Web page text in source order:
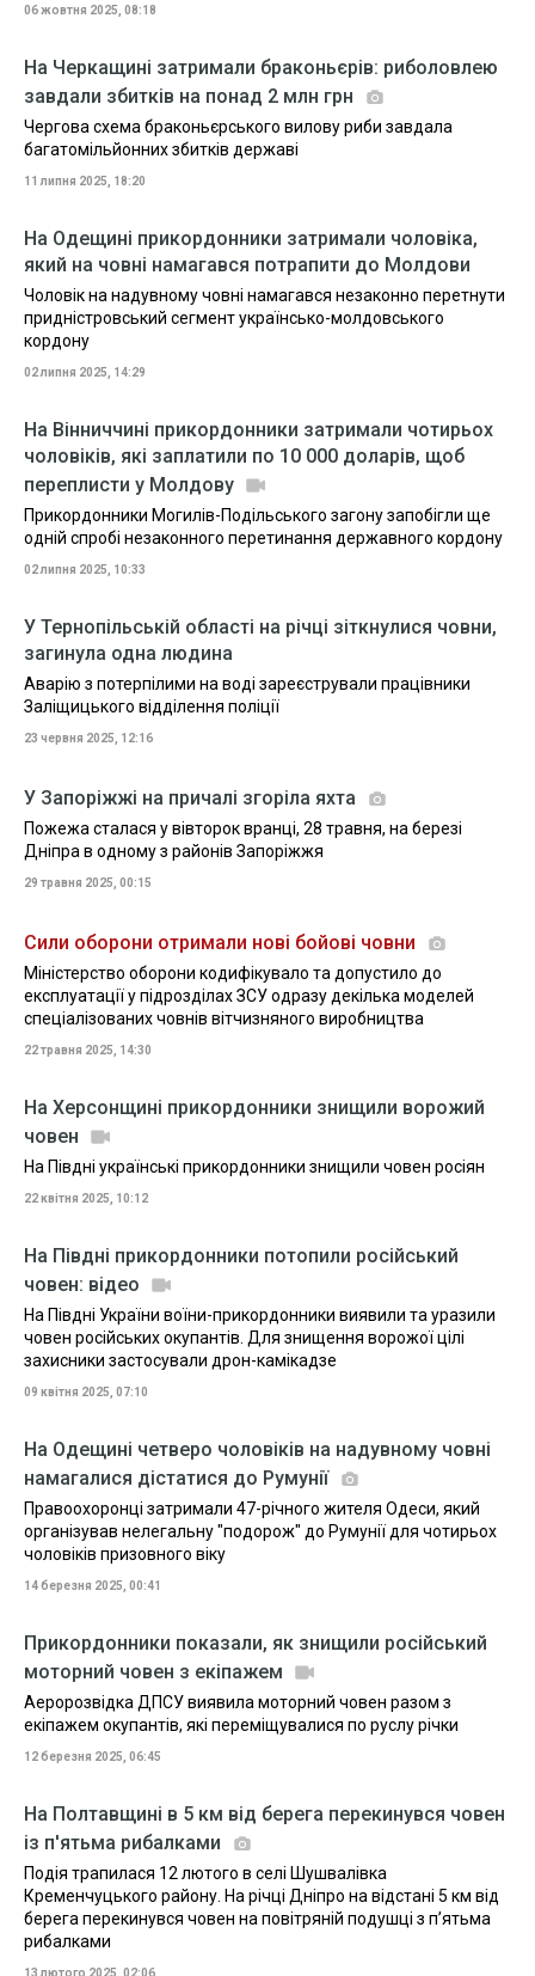
06 жовтня 2025, 08:18
На Черкащині затримали браконьєрів: риболовлею
завдали збитків на понад 2 млн грн
Чергова схема браконьєрського вилову риби завдала
багатомільйонних збитків державі
11 липня 2025, 18:20
На Одещині прикордонники затримали чоловіка,
який на човні намагався потрапити до Молдови
Чоловік на надувному човні намагався незаконно перетнути
придністровський сегмент українсько-молдовського
кордону
02 липня 2025, 14:29
На Вінниччині прикордонники затримали чотирьох
чоловіків, які заплатили по 10 000 доларів, щоб
переплисти у Молдову
Прикордонники Могилів-Подільського загону запобігли ще
одній спробі незаконного перетинання державного кордону
02 липня 2025, 10:33
У Тернопільській області на річці зіткнулися човни,
загинула одна людина
Аварію з потерпілими на воді зареєстрували працівники
Заліщицького відділення поліції
23 червня 2025, 12:16
У Запоріжжі на причалі згоріла яхта
Пожежа сталася у вівторок вранці, 28 травня, на березі
Дніпра в одному з районів Запоріжжя
29 травня 2025, 00:15
Сили оборони отримали нові бойові човни
Міністерство оборони кодифікувало та допустило до
експлуатації у підрозділах ЗСУ одразу декілька моделей
спеціалізованих човнів вітчизняного виробництва
22 травня 2025, 14:30
На Херсонщині прикордонники знищили ворожий
човен
На Півдні українські прикордонники знищили човен росіян
22 квітня 2025, 10:12
На Півдні прикордонники потопили російський
човен: відео
На Півдні України воїни-прикордонники виявили та уразили
човен російських окупантів. Для знищення ворожої цілі
захисники застосували дрон-камікадзе
09 квітня 2025, 07:10
На Одещині четверо чоловіків на надувному човні
намагалися дістатися до Румунії
Правоохоронці затримали 47-річного жителя Одеси, який
організував нелегальну "подорож" до Румунії для чотирьох
чоловіків призовного віку
14 березня 2025, 00:41
Прикордонники показали, як знищили російський
моторний човен з екіпажем
Аеророзвідка ДПСУ виявила моторний човен разом з
екіпажем окупантів, які переміщувалися по руслу річки
12 березня 2025, 06:45
На Полтавщині в 5 км від берега перекинувся човен
із п'ятьма рибалками
Подія трапилася 12 лютого в селі Шушвалівка
Кременчуцького району. На річці Дніпро на відстані 5 км від
берега перекинувся човен на повітряній подушці з п’ятьма
рибалками
13 лютого 2025, 02:06